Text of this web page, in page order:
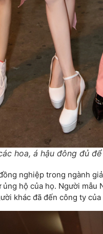
hoa, á hậu đông đủ
nghiệp trong ngành
hộ của họ. Người mẫu
khác đã đến công ty